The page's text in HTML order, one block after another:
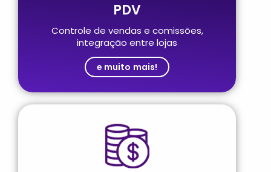
PDV
Controle de vendas e comissões,
integração entre lojas
e muito mais!